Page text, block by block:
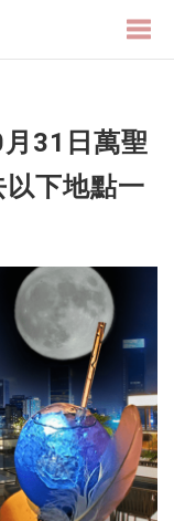
31日萬聖
下地點一